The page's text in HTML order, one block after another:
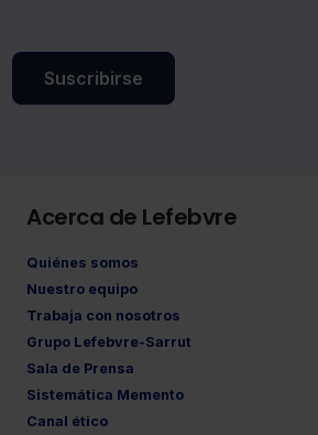
Suscribirse
Acerca de Lefebvre
Quiénes somos
Nuestro equipo
Trabaja con nosotros
Grupo Lefebvre-Sarrut
Sala de Prensa
Sistemática Memento
Canal ético